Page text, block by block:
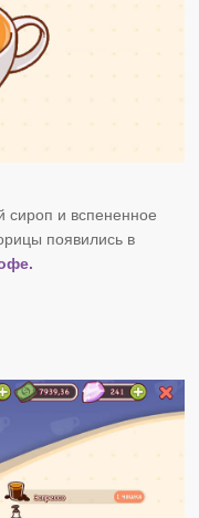
сироп и вспененное
появились в